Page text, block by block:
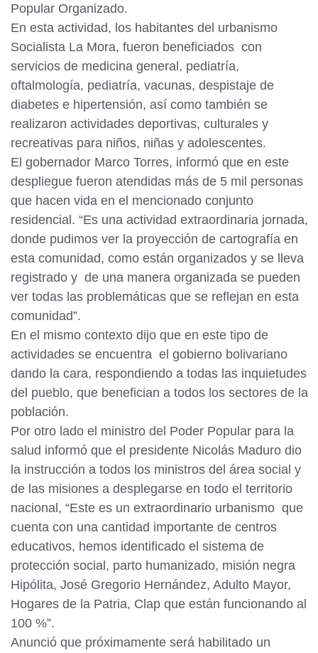
Popular Organizado.
En esta actividad, los habitantes del urbanismo
Socialista La Mora, fueron beneficiados con
servicios de medicina general, pediatría,
oftalmología, pediatría, vacunas, despistaje de
diabetes e hipertensión, así como también se
realizaron actividades deportivas, culturales y
recreativas para niños, niñas y adolescentes.
El gobernador Marco Torres, informó que en este
despliegue fueron atendidas más de 5 mil personas
que hacen vida en el mencionado conjunto
residencial. “Es una actividad extraordinaria jornada,
donde pudimos ver la proyección de cartografía en
esta comunidad, como están organizados y se lleva
registrado y de una manera organizada se pueden
ver todas las problemáticas que se reflejan en esta
comunidad”.
En el mismo contexto dijo que en este tipo de
actividades se encuentra el gobierno bolivariano
dando la cara, respondiendo a todas las inquietudes
del pueblo, que benefician a todos los sectores de la
población.
Por otro lado el ministro del Poder Popular para la
salud informó que el presidente Nicolás Maduro dio
la instrucción a todos los ministros del área social y
de las misiones a desplegarse en todo el territorio
nacional, “Este es un extraordinario urbanismo que
cuenta con una cantidad importante de centros
educativos, hemos identificado el sistema de
protección social, parto humanizado, misión negra
Hipólita, José Gregorio Hernández, Adulto Mayor,
Hogares de la Patria, Clap que están funcionando al
100 %”.
Anunció que próximamente será habilitado un